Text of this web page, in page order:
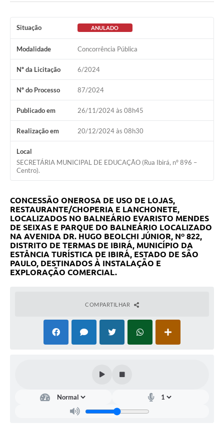
Situação ANULADO
Modalidade Concorrência Pública
Nº da Licitação 6/2024
Nº do Processo 87/2024
Publicado em 26/11/2024 às 08h45
Realização em 20/12/2024 às 08h30
Local
SECRETÁRIA MUNICIPAL DE EDUCAÇÃO (Rua Ibirá, nº 896 –
Centro).
CONCESSÃO ONEROSA DE USO DE LOJAS,
RESTAURANTE/CHOPERIA E LANCHONETE,
LOCALIZADOS NO BALNEÁRIO EVARISTO MENDES
DE SEIXAS E PARQUE DO BALNEÁRIO LOCALIZADO
NA AVENIDA DR. HUGO BEOLCHI JÚNIOR, Nº 822,
DISTRITO DE TERMAS DE IBIRÁ, MUNICÍPIO DA
ESTÂNCIA TURÍSTICA DE IBIRÁ, ESTADO DE SÃO
PAULO, DESTINADOS À INSTALAÇÃO E
EXPLORAÇÃO COMERCIAL.
COMPARTILHAR